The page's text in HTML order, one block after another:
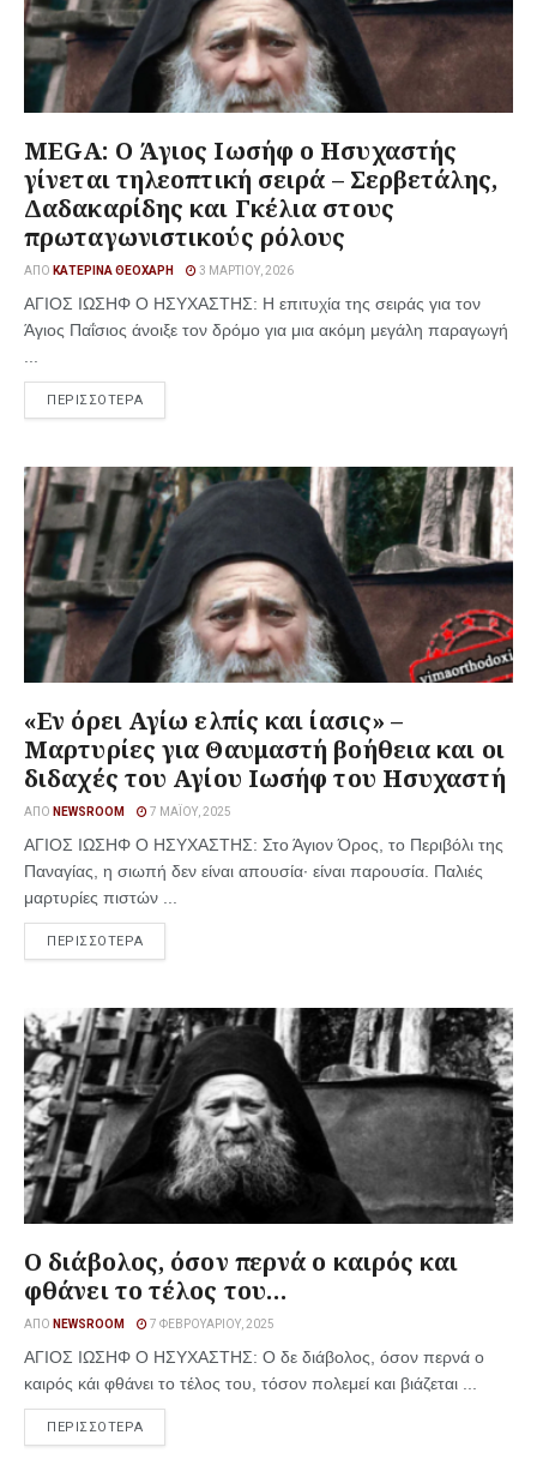
MEGA: Ο Άγιος Ιωσήφ ο Ησυχαστής
γίνεται τηλεοπτική σειρά – Σερβετάλης,
Δαδακαρίδης και Γκέλια στους
πρωταγωνιστικούς ρόλους
ΑΠΌ ΚΑΤΕΡΊΝΑ ΘΕΟΧΆΡΗ 3 ΜΑΡΤΊΟΥ, 2026
ΑΓΙΟΣ ΙΩΣΗΦ Ο ΗΣΥΧΑΣΤΗΣ: Η επιτυχία της σειράς για τον
Άγιος Παΐσιος άνοιξε τον δρόμο για μια ακόμη μεγάλη παραγωγή
ΠΕΡΙΣΣΟΤΕΡΑ
«Εν όρει Αγίω ελπίς και ίασις» –
Μαρτυρίες για Θαυμαστή βοήθεια και οι
διδαχές του Αγίου Ιωσήφ του Ησυχαστή
ΑΠΌ NEWSROOM 7 ΜΑΪ́ΟΥ, 2025
ΑΓΙΟΣ ΙΩΣΗΦ Ο ΗΣΥΧΑΣΤΗΣ: Στο Άγιον Όρος, το Περιβόλι της
Παναγίας, η σιωπή δεν είναι απουσία· είναι παρουσία. Παλιές
μαρτυρίες πιστών ...
ΠΕΡΙΣΣΟΤΕΡΑ
Ο διάβολος, όσον περνά ο καιρός και
φθάνει το τέλος του…
ΑΠΌ NEWSROOM 7 ΦΕΒΡΟΥΑΡΊΟΥ, 2025
ΑΓΙΟΣ ΙΩΣΗΦ Ο ΗΣΥΧΑΣΤΗΣ: Ο δε διάβολος, όσον περνά ο
καιρός κάι φθάνει το τέλος του, τόσον πολεμεί και βιάζεται ...
ΠΕΡΙΣΣΟΤΕΡΑ